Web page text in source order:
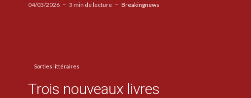
04/03/2026 3 min de lecture Breakingnews
Sorties littéraires
Trois nouveaux livres